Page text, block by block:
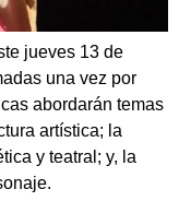
jueves 13 de
una vez por
abordarán temas
artística; la
y teatral; y, la